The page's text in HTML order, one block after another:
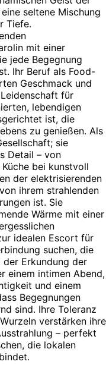
seltene Mischung
Tiefe.
mit einer
jede Begegnung
Ihr Beruf als Food-
Geschmack und
für
lebendigen
ist, die
zu genießen. Als
sie
Detail – von
bei kunstvoll
der elektrisierenden
ihrem strahlenden
ist. Sie
Wärme mit einer
idealen Escort für
suchen, die
Erkundung der
einem intimen Abend,
und einem
Begegnungen
sind. Ihre Toleranz
verstärken ihre
– perfekt
die lokalen